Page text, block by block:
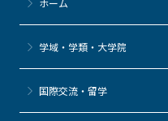
o
k
ホーム
学域・学類・大学院
国際交流・留学